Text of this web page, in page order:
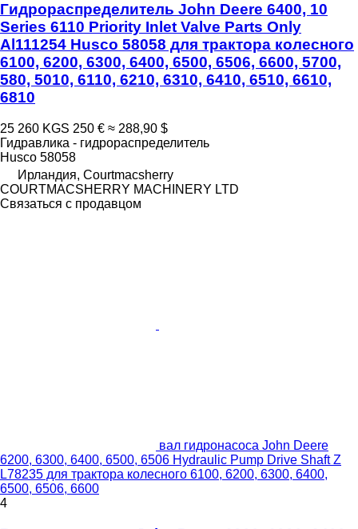
Гидрораспределитель John Deere 6400, 10
Series 6110 Priority Inlet Valve Parts Only
Al111254 Husco 58058 для трактора колесного
6100, 6200, 6300, 6400, 6500, 6506, 6600, 5700,
580, 5010, 6110, 6210, 6310, 6410, 6510, 6610,
6810
25 260 KGS 250 € ≈ 288,90 $
Гидравлика - гидрораспределитель
Husco 58058
Ирландия, Courtmacsherry
COURTMACSHERRY MACHINERY LTD
Связаться с продавцом
вал гидронасоса John Deere
6200, 6300, 6400, 6500, 6506 Hydraulic Pump Drive Shaft Z
L78235 для трактора колесного 6100, 6200, 6300, 6400,
6500, 6506, 6600
4